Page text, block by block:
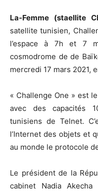
La-Femme (staellite
satellite tunisien,
l’espace à 7h et 7
cosmodrome de de
mercredi 17 mars 2021,
« Challenge One » est
avec des capacités
tunisiens de Telnet.
l’Internet des objets et
au monde le protocole
Le président de la
cabinet Nadia